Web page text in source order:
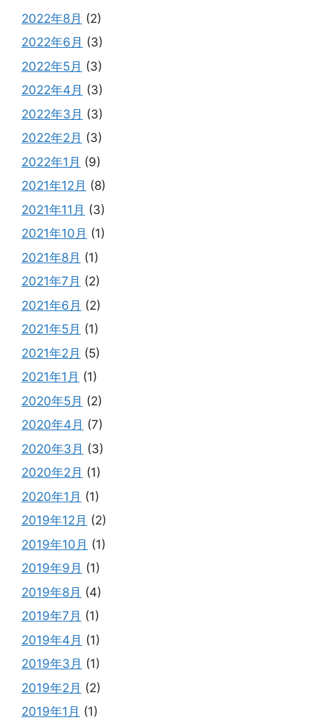
2022年8月 (2)
2022年6月 (3)
2022年5月 (3)
2022年4月 (3)
2022年3月 (3)
2022年2月 (3)
2022年1月 (9)
2021年12月 (8)
2021年11月 (3)
2021年10月 (1)
2021年8月 (1)
2021年7月 (2)
2021年6月 (2)
2021年5月 (1)
2021年2月 (5)
2021年1月 (1)
2020年5月 (2)
2020年4月 (7)
2020年3月 (3)
2020年2月 (1)
2020年1月 (1)
2019年12月 (2)
2019年10月 (1)
2019年9月 (1)
2019年8月 (4)
2019年7月 (1)
2019年4月 (1)
2019年3月 (1)
2019年2月 (2)
2019年1月 (1)